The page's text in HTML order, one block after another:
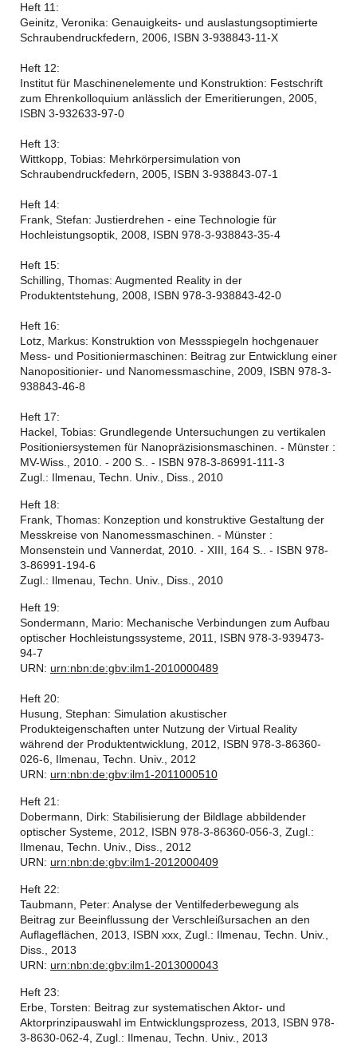
Heft 11:
Geinitz, Veronika: Genauigkeits- und auslastungsoptimierte
Schraubendruckfedern, 2006, ISBN 3-938843-11-X
Heft 12:
Institut für Maschinenelemente und Konstruktion: Festschrift
zum Ehrenkolloquium anlässlich der Emeritierungen, 2005,
ISBN 3-932633-97-0
Heft 13:
Wittkopp, Tobias: Mehrkörpersimulation von
Schraubendruckfedern, 2005, ISBN 3-938843-07-1
Heft 14:
Frank, Stefan: Justierdrehen - eine Technologie für
Hochleistungsoptik, 2008, ISBN 978-3-938843-35-4
Heft 15:
Schilling, Thomas: Augmented Reality in der
Produktentstehung, 2008, ISBN 978-3-938843-42-0
Heft 16:
Lotz, Markus: Konstruktion von Messspiegeln hochgenauer
Mess- und Positioniermaschinen: Beitrag zur Entwicklung einer
Nanopositionier- und Nanomessmaschine, 2009, ISBN 978-3-
938843-46-8
Heft 17:
Hackel, Tobias: Grundlegende Untersuchungen zu vertikalen
Positioniersystemen für Nanopräzisionsmaschinen. - Münster :
MV-Wiss., 2010. - 200 S.. - ISBN 978-3-86991-111-3
Zugl.: Ilmenau, Techn. Univ., Diss., 2010
Heft 18:
Frank, Thomas: Konzeption und konstruktive Gestaltung der
Messkreise von Nanomessmaschinen. - Münster :
Monsenstein und Vannerdat, 2010. - XIII, 164 S.. - ISBN 978-
3-86991-194-6
Zugl.: Ilmenau, Techn. Univ., Diss., 2010
Heft 19:
Sondermann, Mario: Mechanische Verbindungen zum Aufbau
optischer Hochleistungssysteme, 2011, ISBN 978-3-939473-
94-7
URN: urn:nbn:de:gbv:ilm1-2010000489
Heft 20:
Husung, Stephan: Simulation akustischer
Produkteigenschaften unter Nutzung der Virtual Reality
während der Produktentwicklung, 2012, ISBN 978-3-86360-
026-6, Ilmenau, Techn. Univ., 2012
URN: urn:nbn:de:gbv:ilm1-2011000510
Heft 21:
Dobermann, Dirk: Stabilisierung der Bildlage abbildender
optischer Systeme, 2012, ISBN 978-3-86360-056-3, Zugl.:
Ilmenau, Techn. Univ., Diss., 2012
URN: urn:nbn:de:gbv:ilm1-2012000409
Heft 22:
Taubmann, Peter: Analyse der Ventilfederbewegung als
Beitrag zur Beeinflussung der Verschleißursachen an den
Auflageflächen, 2013, ISBN xxx, Zugl.: Ilmenau, Techn. Univ.,
Diss., 2013
URN: urn:nbn:de:gbv:ilm1-2013000043
Heft 23:
Erbe, Torsten: Beitrag zur systematischen Aktor- und
Aktorprinzipauswahl im Entwicklungsprozess, 2013, ISBN 978-
3-8630-062-4, Zugl.: Ilmenau, Techn. Univ., 2013